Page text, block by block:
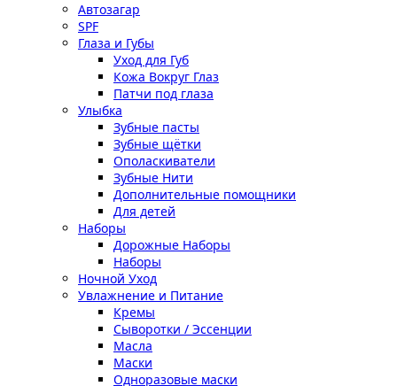
Автозагар
SPF
Глаза и Губы
Уход для Губ
Кожа Вокруг Глаз
Патчи под глаза
Улыбка
Зубные пасты
Зубные щётки
Ополаскиватели
Зубные Нити
Дополнительные помощники
Для детей
Наборы
Дорожные Наборы
Наборы
Ночной Уход
Увлажнение и Питание
Кремы
Сыворотки / Эссенции
Масла
Маски
Одноразовые маски